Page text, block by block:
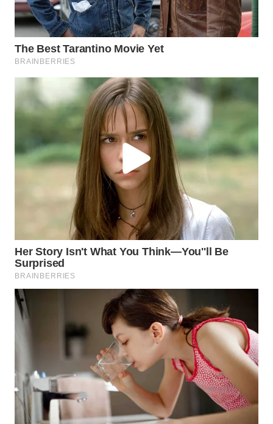
WN
TANJUNG
LESUNG
WN
KARO
WN
WN
LABUHANBATU
WN
WN DELI
SERDANG
TEBING
PAKPAK
WN
KARAWANG